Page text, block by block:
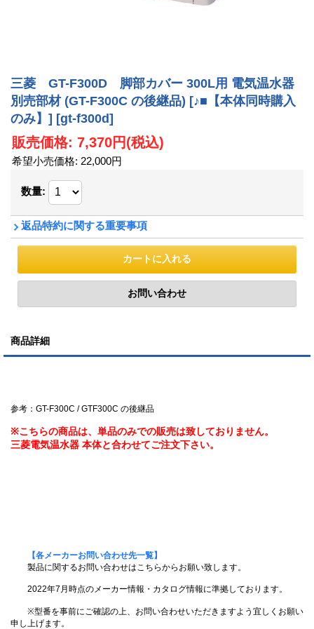
三菱 GT-F300D 脚部カバー 300L用 電気温水器
別売部材 (GT-F300C の後継品) [♪■【本体同時購入
のみ】] [gt-f300d]
販売価格: 7,370円(税込)
希望小売価格: 22,000円
数量:
返品特約に関する重要事項
商品詳細
参考：GT-F300C / GTF300C の後継品
※こちらの商品は、単品のみでの販売は致しておりません。
三菱電気温水器 本体と合わせてご注文下さい。
【各メーカーお問い合わせ先一覧】
製品に関するお問い合わせはこちらからお願い致します。
2022年7月時点のメーカー情報・カタログ情報に準拠しております。
※型番を事前にご確認の上、お問い合わせいただきますよう宜しくお願い
申し上げます。